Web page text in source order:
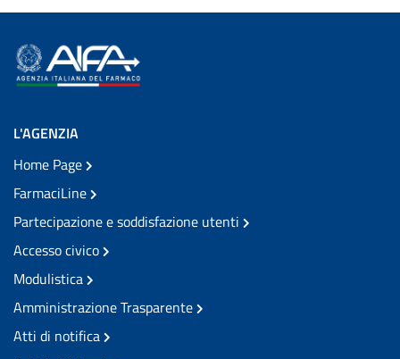
L'AGENZIA
Home Page
FarmaciLine
Partecipazione e soddisfazione utenti
Accesso civico
Modulistica
Amministrazione Trasparente
Atti di notifica